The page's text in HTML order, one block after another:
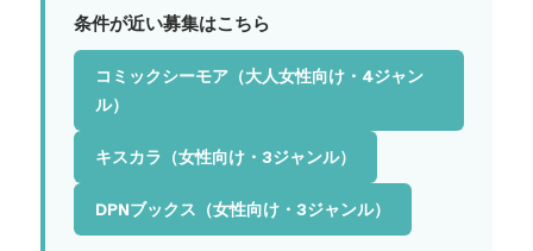
条件が近い募集はこちら
コミックシーモア（大人女性向け・4ジャン
ル）
キスカラ（女性向け・3ジャンル）
DPNブックス（女性向け・3ジャンル）